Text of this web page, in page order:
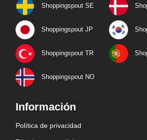
Shoppingspout SE
Shoppingspout JP
Shoppingspout TR
Shoppingspout NO
Información
Política de privacidad